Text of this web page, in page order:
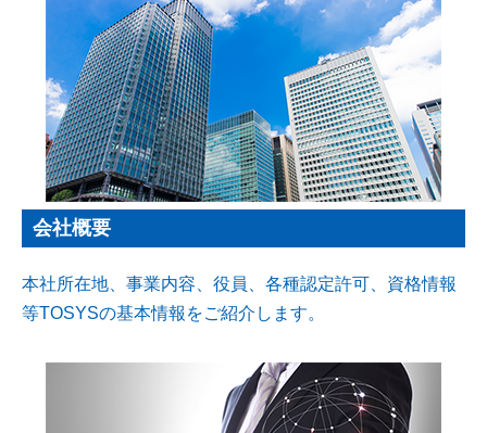
会社概要
本社所在地、事業内容、役員、各種認定許可、資格情報
等TOSYSの基本情報をご紹介します。